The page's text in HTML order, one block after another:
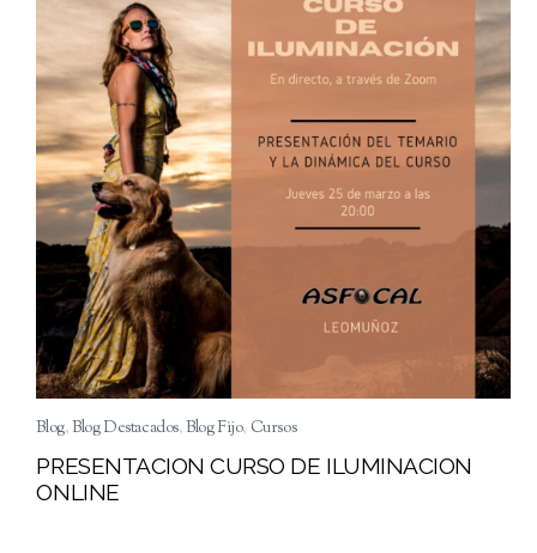
Blog,Blog Destacados,Blog Fijo, Cursos
PRESENTACION CURSO DE ILUMINACION
ONLINE